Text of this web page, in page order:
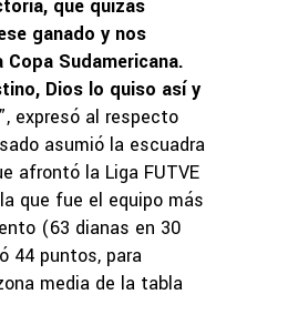
que quizás
ganado y nos
Sudamericana.
Dios lo quiso así y
”, expresó al respecto
asumió la escuadra
afrontó la Liga FUTVE
que fue el equipo más
(63 dianas en 30
44 puntos, para
media de la tabla